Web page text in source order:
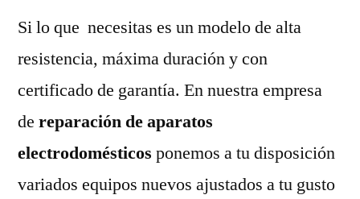
Si lo que necesitas es un modelo de alta
resistencia, máxima duración y con
certificado de garantía. En nuestra empresa
de reparación de aparatos
electrodomésticos ponemos a tu disposición
variados equipos nuevos ajustados a tu gusto